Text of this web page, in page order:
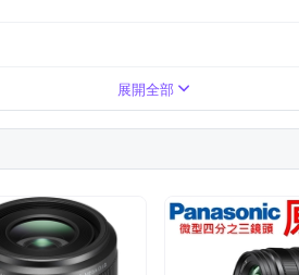
超廣角變焦
展開全部